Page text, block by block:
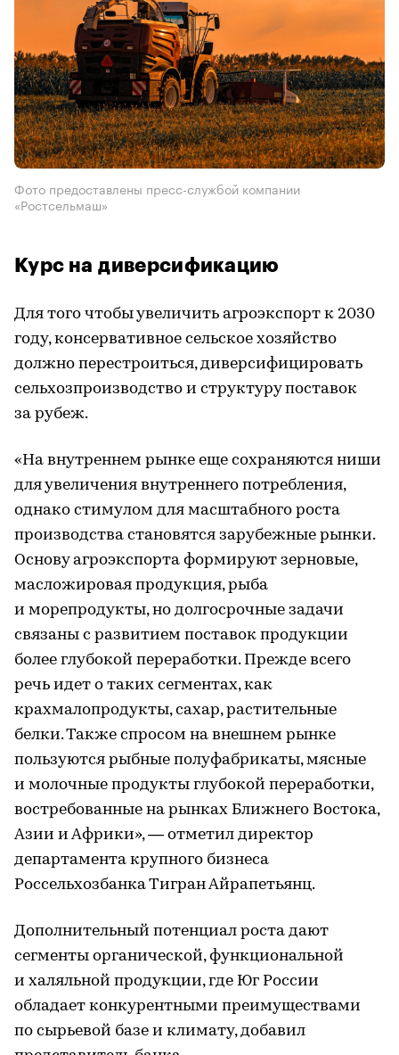
Фото предоставлены пресс-службой компании
«Ростсельмаш»
Курс на диверсификацию
Для того чтобы увеличить агроэкспорт к 2030
году, консервативное сельское хозяйство
должно перестроиться, диверсифицировать
сельхозпроизводство и структуру поставок
за рубеж.
«На внутреннем рынке еще сохраняются ниши
для увеличения внутреннего потребления,
однако стимулом для масштабного роста
производства становятся зарубежные рынки.
Основу агроэкспорта формируют зерновые,
масложировая продукция, рыба
и морепродукты, но долгосрочные задачи
связаны с развитием поставок продукции
более глубокой переработки. Прежде всего
речь идет о таких сегментах, как
крахмалопродукты, сахар, растительные
белки. Также спросом на внешнем рынке
пользуются рыбные полуфабрикаты, мясные
и молочные продукты глубокой переработки,
востребованные на рынках Ближнего Востока,
Азии и Африки», — отметил директор
департамента крупного бизнеса
Россельхозбанка Тигран Айрапетьянц.
Дополнительный потенциал роста дают
сегменты органической, функциональной
и халяльной продукции, где Юг России
обладает конкурентными преимуществами
по сырьевой базе и климату, добавил